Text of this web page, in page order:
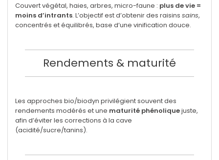
Couvert végétal, haies, arbres, micro-faune : plus de vie =
moins d’intrants. L’objectif est d’obtenir des raisins sains,
concentrés et équilibrés, base d’une vinification douce.
Rendements & maturité
Les approches bio/biodyn privilégient souvent des
rendements modérés et une maturité phénoliquejuste,
afin d’éviter les corrections à la cave
(acidité/sucre/tanins).